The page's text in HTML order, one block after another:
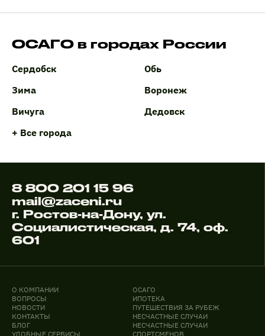
ОСАГО в городах России
Сердобск
Обь
Зима
Воронеж
Вичуга
Дедовск
+ Все города
8 800 201 15 96
mail@zaceni.ru
г. Ростов-на-Дону, ул.
Социалистическая, д. 74, оф.
601
О КОМПАНИИ
ВОПРОСЫ
НОВОСТИ
КОНТАКТЫ
БЛОГ
УДОБНЫЕ СЕРВИСЫ
ОСАГО
ИПОТЕКА
ПУТЕШЕСТВИЯ ЗА РУБЕЖ
НЕСЧАСТНЫЕ СЛУЧАИ
НЕСЧАСТНЫЕ СЛУЧАИ
СПОРТСМЕНОВ